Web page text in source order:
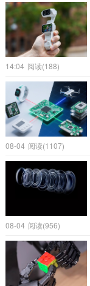
14:04 阅读(188)
08-04 阅读(1107)
08-04 阅读(956)